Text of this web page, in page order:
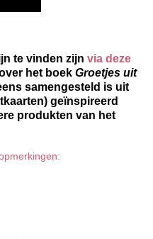
te vinden zijn via deze
het boek Groetjes uit
samengesteld is uit
geïnspireerd
produkten van het